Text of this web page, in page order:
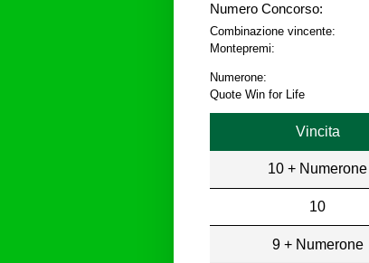
Numero Concorso:
Combinazione vincente:
Montepremi:
Numerone:
Quote Win for Life
Vincita
10 + Numerone
10
9 + Numerone